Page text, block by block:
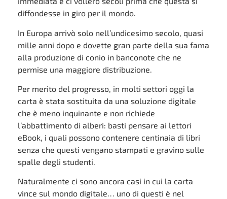
diffondesse in giro per il mondo.
In Europa arrivò solo nell’undicesimo secolo, quasi
mille anni dopo e dovette gran parte della sua fama
alla produzione di conio in banconote che ne
permise una maggiore distribuzione.
Per merito del progresso, in molti settori oggi la
carta è stata sostituita da una soluzione digitale
che è meno inquinante e non richiede
l’abbattimento di alberi: basti pensare ai lettori
eBook, i quali possono contenere centinaia di libri
senza che questi vengano stampati e gravino sulle
spalle degli studenti.
Naturalmente ci sono ancora casi in cui la carta
vince sul mondo digitale… uno di questi è nel